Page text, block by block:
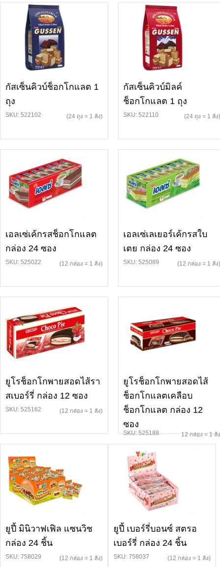
กัสเซ็นคิวบ์ช็อกโกแลต 1
ถุง
SKU: 522102 (24 ถุง = 1 ลัง)
กัสเซ็นคิวบ์มิลค์
ช็อกโกแลต 1 ถุง
SKU: 522110 (24 ถุง = 1 ลัง)
เอลเซ่เค้กรสช็อกโกแลต
กล่อง 24 ซอง
SKU: 525022 (12 กล่อง = 1 ลัง)
เอลเซ่เลเยอร์เค้กรสใบ
เตย กล่อง 24 ซอง
SKU: 525089 (12 กล่อง = 1 ลัง)
ยูโรช็อกโกพายสอดไส้รา
สเบอร์รี่ กล่อง 12 ซอง
SKU: 525162 (12 กล่อง = 1 ลัง)
ยูโรช็อกโกพายสอดไส้
ช็อกโกแลตเคลือบ
ช็อกโกแลต กล่อง 12
ซอง
SKU: 525188 12 กล่อง = 1 ลัง
ยูปี้ มินิวาฟเฟิล แซนวิช
กล่อง 24 ชิ้น
SKU: 758029 (12 กล่อง = 1 ลัง)
ยูปี้ เบอร์รี่บอนซ์ สตรอ
เบอร์รี่ กล่อง 24 ชิ้น
SKU: 758037 (12 กล่อง = 1 ลัง)